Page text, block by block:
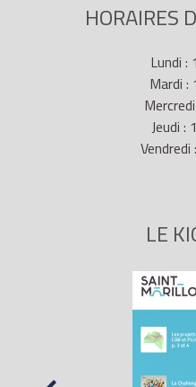
HORAIRES
Lundi :
Mardi :
Jeudi :
LE